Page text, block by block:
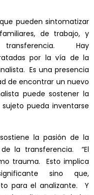
pueden sintomatizar
de trabajo, y
Hay
por la vía de la
Es una presencia
de encontrar un nuevo
puede sostener la
pueda inventarse
la pasión de la
la transferencia. “El
trauma. Esto implica
sino que,
para el analizante. Y